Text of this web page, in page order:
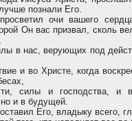
познали Его.
очи вашего
Он вас призвал, сколь
в нас, верующих под
и во Христе, когда
силы и господства, и
и в будущей.
Его, владыку всего,